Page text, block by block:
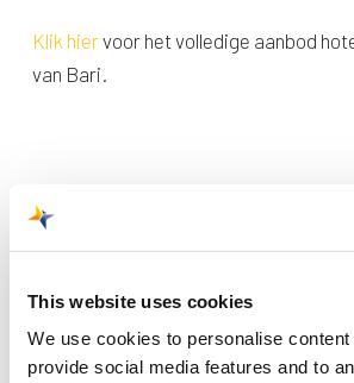
This website uses cookies
We use cookies to personalise
provide social media features and to
Klik hiervoor het volledige aanbod
van Bari.
Recente berichten
Trainingsvlucht 4 augustus